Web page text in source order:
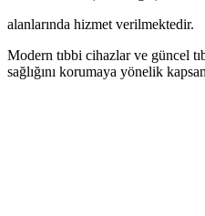
alanlarında hizmet verilmektedir.
Modern tıbbi cihazlar ve güncel
sağlığını korumaya yönelik